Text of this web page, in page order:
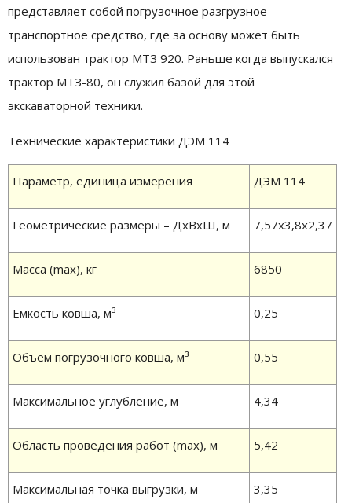
представляет собой погрузочное разгрузное
транспортное средство, где за основу может быть
использован трактор МТЗ 920. Раньше когда выпускался
трактор МТЗ-80, он служил базой для этой
экскаваторной техники.
Технические характеристики ДЭМ 114
Параметр, единица измерения ДЭМ 114
Геометрические размеры – ДхВхШ, м 7,57х3,8х2,37
Масса (max), кг 6850
Емкость ковша, м³ 0,25
Объем погрузочного ковша, м³ 0,55
Максимальное углубление, м 4,34
Область проведения работ (max), м 5,42
Максимальная точка выгрузки, м 3,35